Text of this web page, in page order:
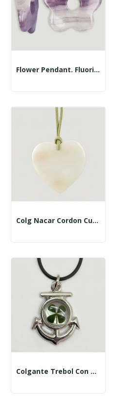
Flower Pendant. Fluorite. 25 Mm.
Colg Nacar Cordon Cuero Corazon Bco
Colgante Trebol Con Metal. Modelo Ancla